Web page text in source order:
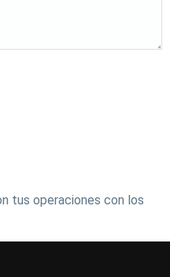
tus operaciones con los